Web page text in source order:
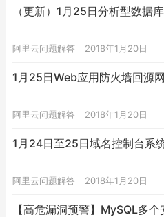
（更新）1月25日分析型数据
阿里云问题解答 2018年1月20日
1月25日Web应用防火墙回源
阿里云问题解答 2018年1月20日
1月24日至25日域名控制台系
阿里云问题解答 2018年1月20日
【高危漏洞预警】MySQL多个